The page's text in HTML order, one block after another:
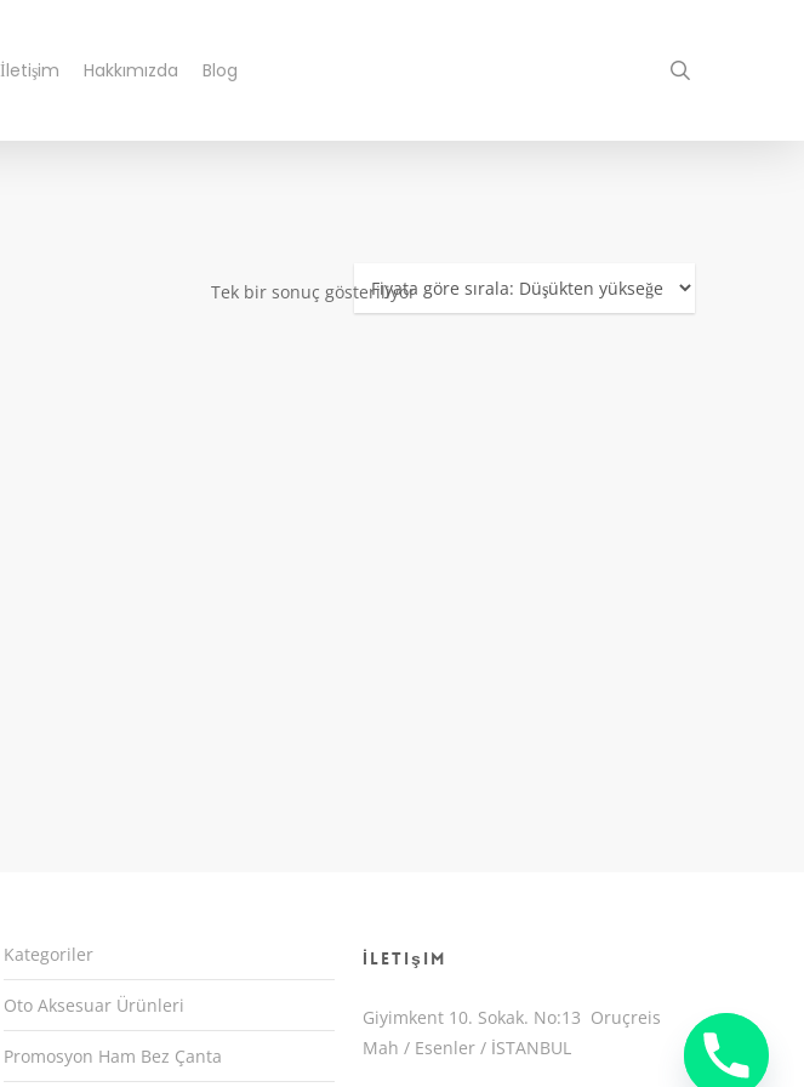
İletişim Hakkımızda Blog
Tek bir sonuç gösteriliyor
Kategoriler
Oto Aksesuar Ürünleri
Promosyon Ham Bez Çanta
İletişim
Giyimkent 10. Sokak. No:13 Oruçreis
Mah / Esenler / İSTANBUL